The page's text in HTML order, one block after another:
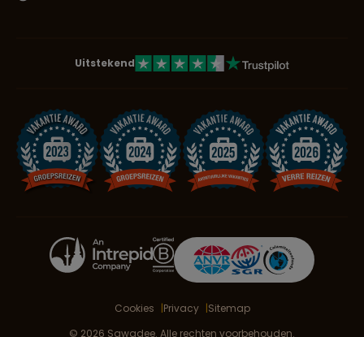
Uitstekend
Cookies Privacy
Sitemap
© 2026 Sawadee. Alle rechten voorbehouden.